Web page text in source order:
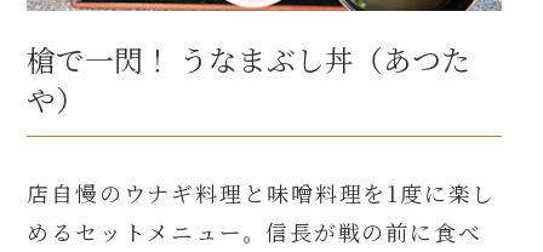
槍で一閃！ うなまぶし丼（あつた
や）
店自慢のウナギ料理と味噌料理を1度に楽し
めるセットメニュー。信長が戦の前に食べ